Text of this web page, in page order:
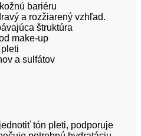
bariéru
a rozžiarený vzhľad.
štruktúra
make-up
a sulfátov
tón pleti, podporuje